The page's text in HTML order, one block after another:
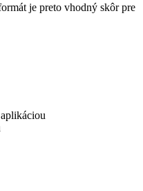
je preto vhodný skôr pre